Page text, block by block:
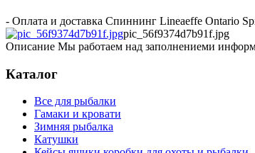
- Оплата и доставка Спиннинг Lineaeffe Ontario
pic_56f9374d7b91f.jpg
Описание Мы работаем над заполнениеми
Каталог
Все для рыбалки
Гамаки и кровати
Зимняя рыбалка
Катушки